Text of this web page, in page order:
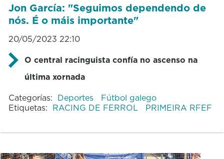
Jon García: "Seguimos dependendo de
nós. É o máis importante"
20/05/2023 22:10
O central racinguista confía no ascenso na
última xornada
Categorías: Deportes
Fútbol galego
Etiquetas: RACING DE FERROL PRIMEIRA RFEF